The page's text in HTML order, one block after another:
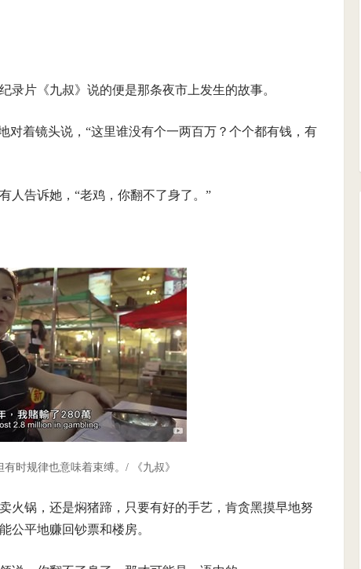
录片《九叔》说的便是那条夜市上发生的故事。
对着镜头说，“这里谁没有个一两百万？个个都有钱，有
人告诉她，“老鸡，你翻不了身了。”
时规律也意味着束缚。/ 《九叔》
锅，还是焖猪蹄，只要有好的手艺，肯贪黑摸早地努
公平地赚回钞票和楼房。